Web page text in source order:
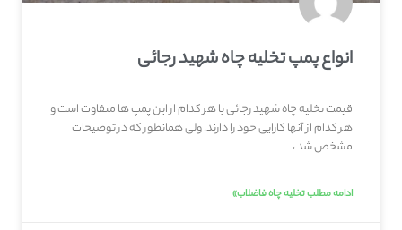
انواع پمپ تخلیه چاه شهید رجائی
قیمت تخلیه چاه شهید رجائی با هر کدام از این پمپ ها متفاوت است و
هر کدام از آنها کارایی خود را دارند. ولی همانطور که در توضیحات
مشخص شد ،
ادامه مطلب تخلیه چاه فاضلاب»